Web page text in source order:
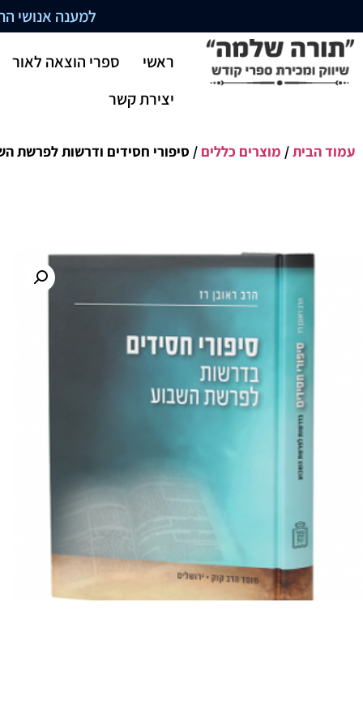
למענה אנושי התקשרו
ראשי
ספרי הוצאה לאור
יצירת קשר
עמוד הבית/ מוצרים כללים / סיפורי חסידים ודרשות לפרשת